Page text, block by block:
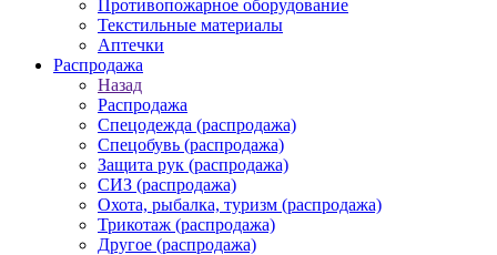
Противопожарное оборудование
Текстильные материалы
Аптечки
Распродажа
Назад
Распродажа
Спецодежда (распродажа)
Спецобувь (распродажа)
Защита рук (распродажа)
СИЗ (распродажа)
Охота, рыбалка, туризм (распродажа)
Трикотаж (распродажа)
Другое (распродажа)